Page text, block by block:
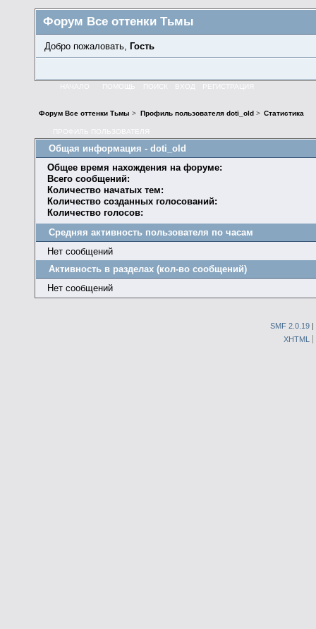
Форум Все оттенки Тьмы
Добро пожаловать, Гость
НАЧАЛО ПОМОЩЬ ПОИСК ВХОД РЕГИСТРАЦИЯ
Форум Все оттенки Тьмы > Профиль пользователя doti_old> Статистика
ПРОФИЛЬ ПОЛЬЗОВАТЕЛЯ
Общая информация - doti_old
Общее время нахождения на форуме:
Всего сообщений:
Количество начатых тем:
Количество созданных голосований:
Количество голосов:
Средняя активность пользователя по часам
Нет сообщений
Активность в разделах (кол-во сообщений)
Нет сообщений
SMF 2.0.19 |
XHTML